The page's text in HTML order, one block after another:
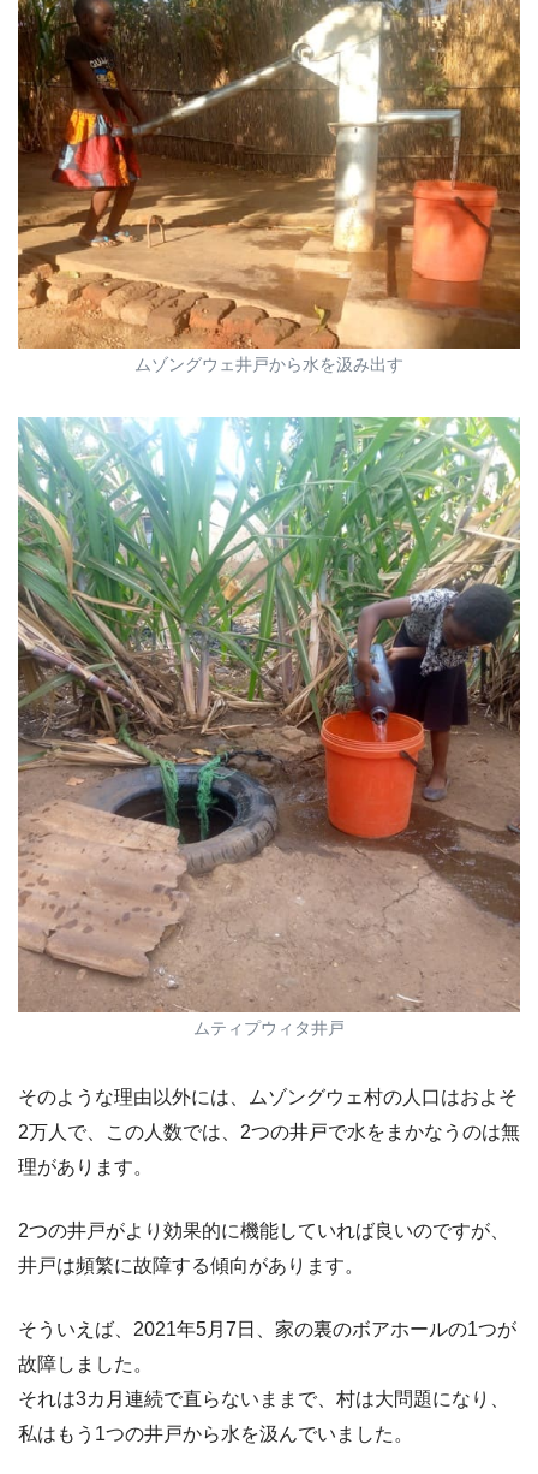
ムゾングウェ井戸から水を汲み出す
ムティプウィタ井戸
そのような理由以外には、ムゾングウェ村の人口はおよそ
2万人で、この人数では、2つの井戸で水をまかなうのは無
理があります。
2つの井戸がより効果的に機能していれば良いのですが、
井戸は頻繁に故障する傾向があります。
そういえば、2021年5月7日、家の裏のボアホールの1つが
故障しました。
それは3カ月連続で直らないままで、村は大問題になり、
私はもう1つの井戸から水を汲んでいました。